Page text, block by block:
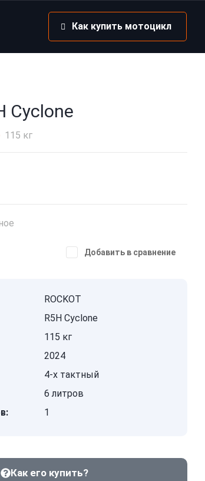
Как купить мотоцикл
Cyclone
115 кг
Добавить в сравнение
ROCKOT
R5H Cyclone
115 кг
2024
4-x тактный
6 литров
1
Как его купить?